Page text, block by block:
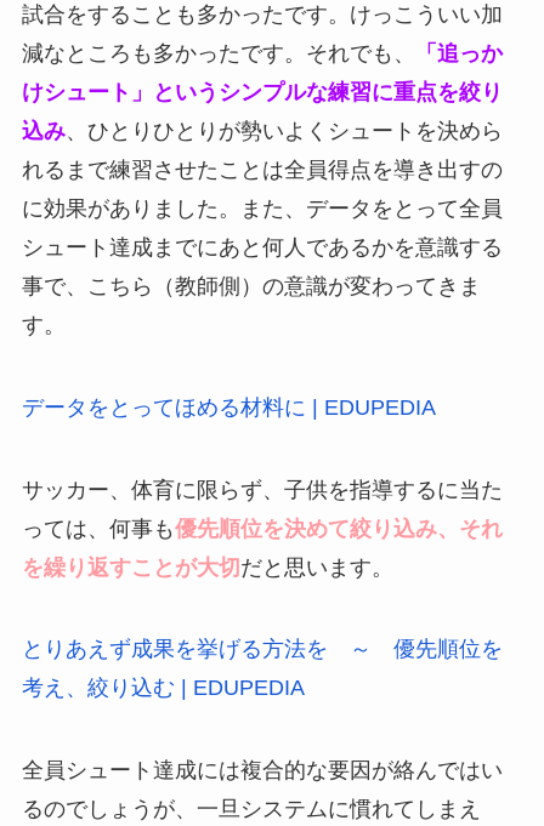
試合をすることも多かったです。けっこういい加
減なところも多かったです。それでも、
「追っか
けシュート」というシンプルな練習に重点を絞り
込み、ひとりひとりが勢いよくシュートを決めら
れるまで練習させたことは全員得点を導き出すの
に効果がありました。また、データをとって全員
シュート達成までにあと何人であるかを意識する
事で、こちら（教師側）の意識が変わってきま
す。
データをとってほめる材料に | EDUPEDIA
サッカー、体育に限らず、子供を指導するに当た
っては、何事も優先順位を決めて絞り込み、それ
を繰り返すことが大切 だと思います。
とりあえず成果を挙げる方法を ～ 優先順位を
考え、絞り込む | EDUPEDIA
全員シュート達成には複合的な要因が絡んではい
るのでしょうが、一旦システムに慣れてしまえ